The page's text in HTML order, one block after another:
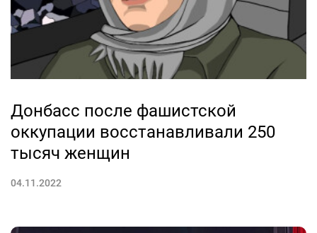
Донбасс после фашистской
оккупации восстанавливали 250
тысяч женщин
04.11.2022